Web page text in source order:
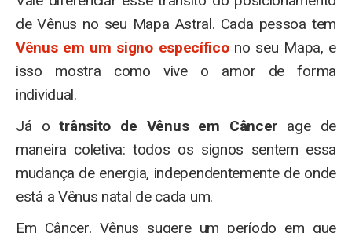
de Vênus no seu Mapa Astral. Cada pessoa tem
Vênus em um signo específicono seu Mapa, e
isso mostra como vive o amor de forma
individual.
Já otrânsito de Vênus em Câncer age de
maneira coletiva: todos os signos sentem essa
mudança de energia, independentemente de onde
está a Vênus natal de cada um.
Em Câncer, Vênus sugere um período em que